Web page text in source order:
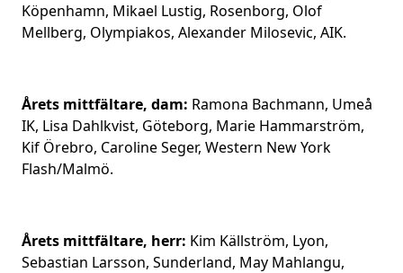
Köpenhamn, Mikael Lustig, Rosenborg, Olof
Mellberg, Olympiakos, Alexander Milosevic, AIK.
Årets mittfältare, dam: Ramona Bachmann, Umeå
IK, Lisa Dahlkvist, Göteborg, Marie Hammarström,
Kif Örebro, Caroline Seger, Western New York
Flash/Malmö.
Årets mittfältare, herr: Kim Källström, Lyon,
Sebastian Larsson, Sunderland, May Mahlangu,